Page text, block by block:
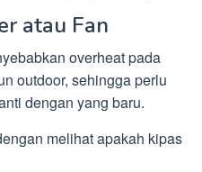
atau Fan
overheat pada
outdoor, sehingga perlu
dengan yang baru.
melihat apakah kipas